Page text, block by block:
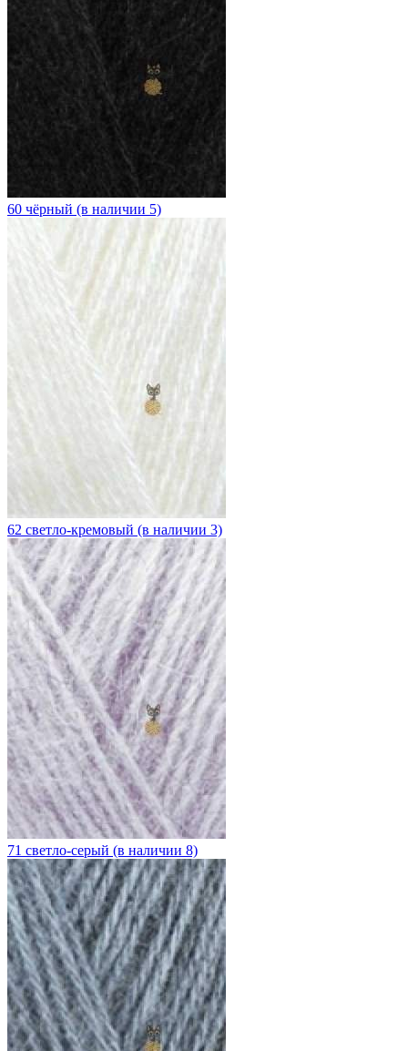
60 чёрный (в наличии 5)
62 светло-кремовый (в наличии 3)
71 светло-серый (в наличии 8)